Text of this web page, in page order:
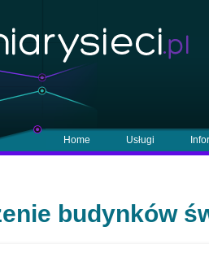
Home Usługi
budynków